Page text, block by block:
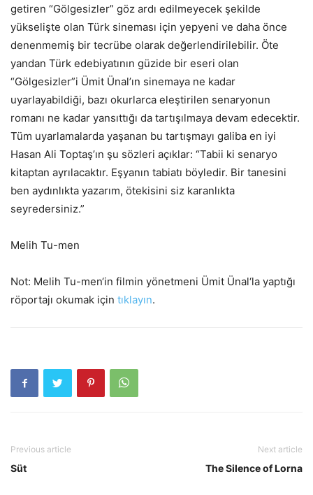
getiren “Gölgesizler” göz ardı edilmeyecek şekilde
yükselişte olan Türk sineması için yepyeni ve daha önce
denenmemiş bir tecrübe olarak değerlendirilebilir. Öte
yandan Türk edebiyatının güzide bir eseri olan
“Gölgesizler”i Ümit Ünal’ın sinemaya ne kadar
uyarlayabildiği, bazı okurlarca eleştirilen senaryonun
romanı ne kadar yansıttığı da tartışılmaya devam edecektir.
Tüm uyarlamalarda yaşanan bu tartışmayı galiba en iyi
Hasan Ali Toptaş’ın şu sözleri açıklar: “Tabii ki senaryo
kitaptan ayrılacaktır. Eşyanın tabiatı böyledir. Bir tanesini
ben aydınlıkta yazarım, ötekisini siz karanlıkta
seyredersiniz.”
Melih Tu-men
Not: Melih Tu-men‘in filmin yönetmeni Ümit Ünal‘la yaptığı
röportajı okumak için tıklayın.
Previous article
Süt
Next article
The Silence of Lorna